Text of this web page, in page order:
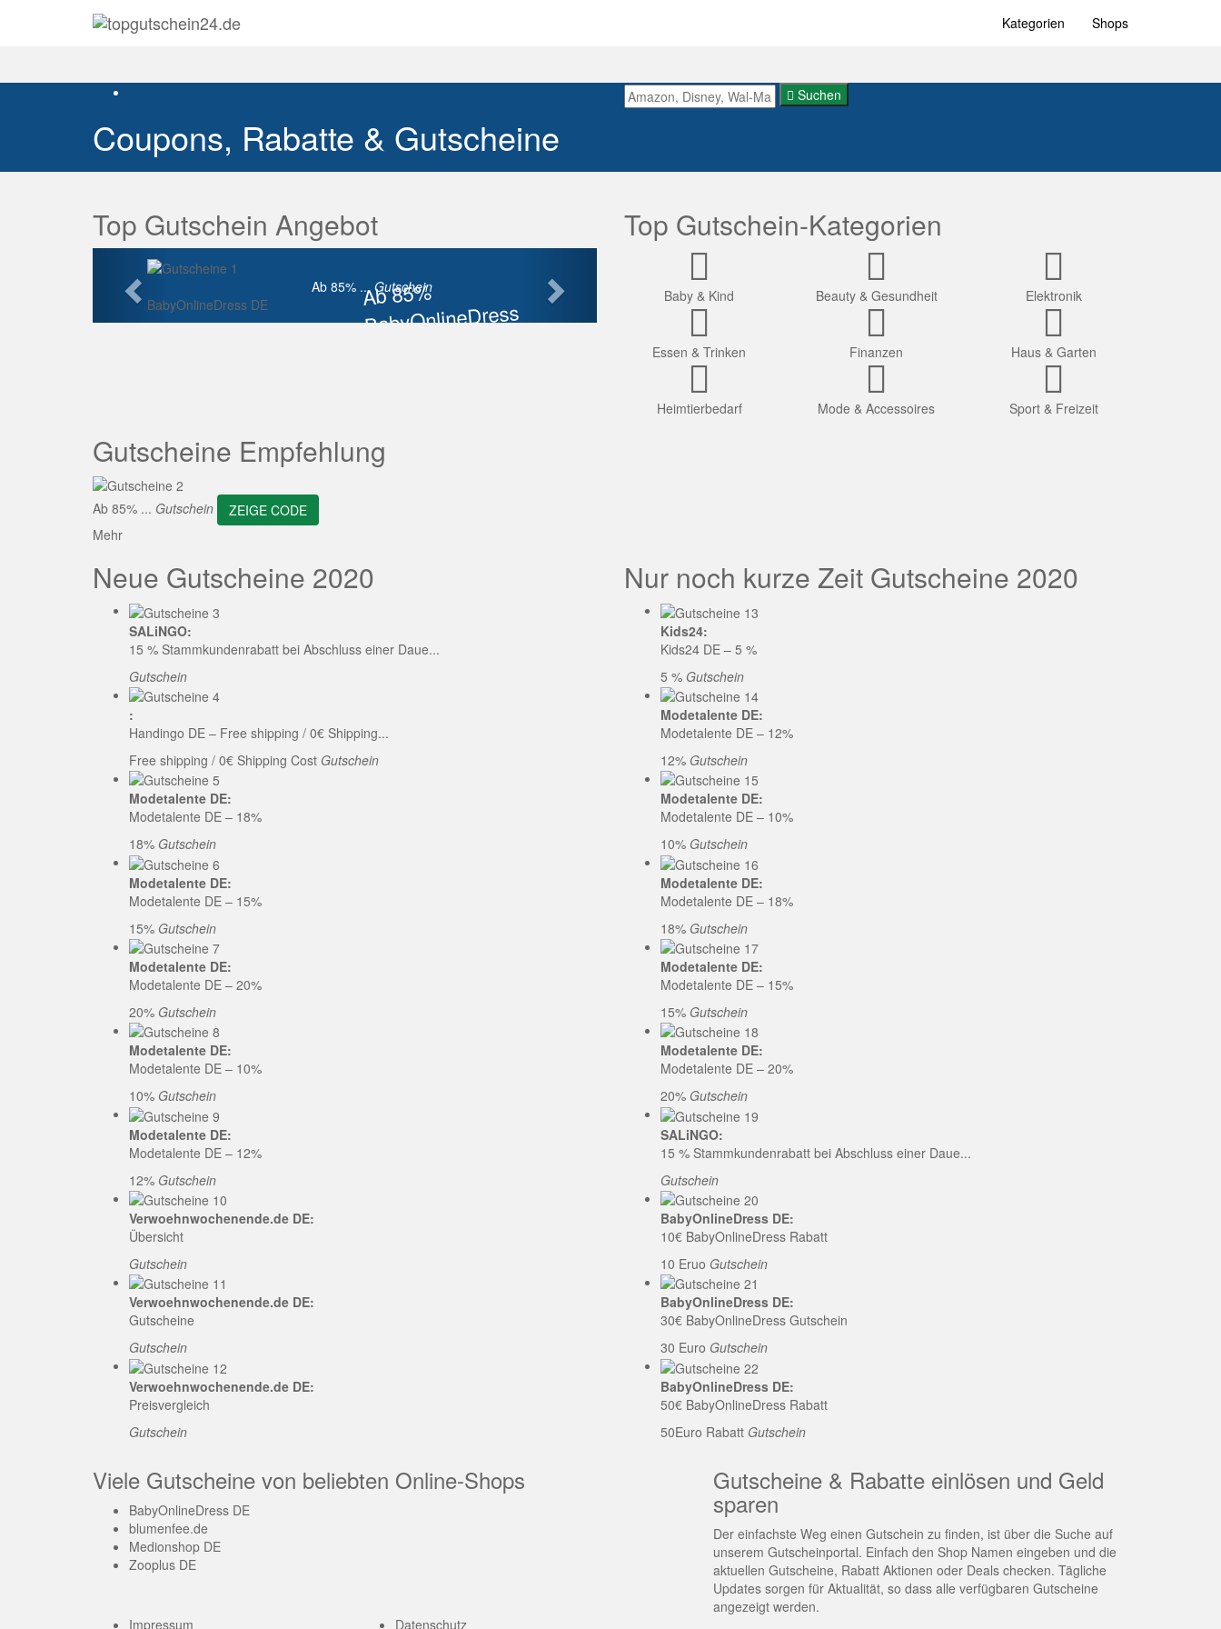
Kategorien Shops
Coupons, Rabatte & Gutscheine
Suchen
Top Gutschein Angebot
Ab 85%
BabyOnlineDress
Ab 85% ... Gutschein
BabyOnlineDress DE
Vorherige
Top Gutschein-Kategorien
Baby & Kind Beauty & Gesundheit Elektronik
Essen & Trinken Finanzen Haus & Garten
Heimtierbedarf Mode & Accessoires Sport & Freizeit
Gutscheine Empfehlung
Ab 85% ... Gutschein
ZEIGE CODE
Mehr
Neue Gutscheine 2020
SALiNGO:
15 % Stammkundenrabatt bei Abschluss einer Daue...
Gutschein
:
Handingo DE – Free shipping / 0€ Shipping...
Free shipping / 0€ Shipping Cost Gutschein
Modetalente DE:
Modetalente DE – 18%
18% Gutschein
Modetalente DE:
Modetalente DE – 15%
15% Gutschein
Modetalente DE:
Modetalente DE – 20%
20% Gutschein
Modetalente DE:
Modetalente DE – 10%
10% Gutschein
Modetalente DE:
Modetalente DE – 12%
12% Gutschein
Verwoehnwochenende.de DE:
Übersicht
Gutschein
Verwoehnwochenende.de DE:
Gutscheine
Gutschein
Verwoehnwochenende.de DE:
Preisvergleich
Gutschein
Nur noch kurze Zeit Gutscheine 2020
Kids24:
Kids24 DE – 5 %
5 % Gutschein
Modetalente DE:
Modetalente DE – 12%
12% Gutschein
Modetalente DE:
Modetalente DE – 10%
10% Gutschein
Modetalente DE:
Modetalente DE – 18%
18% Gutschein
Modetalente DE:
Modetalente DE – 15%
15% Gutschein
Modetalente DE:
Modetalente DE – 20%
20% Gutschein
SALiNGO:
15 % Stammkundenrabatt bei Abschluss einer Daue...
Gutschein
BabyOnlineDress DE:
10€ BabyOnlineDress Rabatt
10 Eruo Gutschein
BabyOnlineDress DE:
30€ BabyOnlineDress Gutschein
30 Euro Gutschein
BabyOnlineDress DE:
50€ BabyOnlineDress Rabatt
50Euro Rabatt Gutschein
Viele Gutscheine von beliebten Online-Shops
BabyOnlineDress DE
blumenfee.de
Medionshop DE
Zooplus DE
Gutscheine & Rabatte einlösen und Geld
sparen
Der einfachste Weg einen Gutschein zu finden, ist über die Suche auf
unserem Gutscheinportal. Einfach den Shop Namen eingeben und die
aktuellen Gutscheine, Rabatt Aktionen oder Deals checken. Tägliche
Updates sorgen für Aktualität, so dass alle verfügbaren Gutscheine
angezeigt werden.
Impressum
Datenschutz